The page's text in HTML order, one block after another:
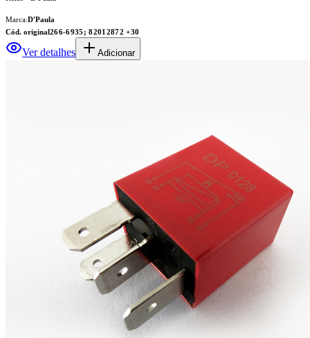
Marca:D'Paula
Cód. original266-6935; 82012872 +30
Ver detalhes Adicionar